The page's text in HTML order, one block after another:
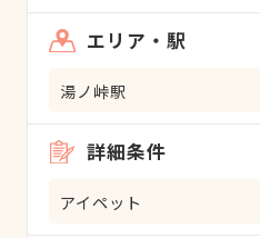
エリア・駅
湯ノ峠駅
詳細条件
アイペット